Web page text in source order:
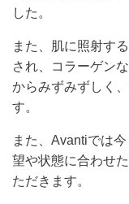
した。
また、肌に照射す
され、コラーゲン
からみずみずしく
す。
また、Avantiでは
望や状態に合わせ
ただきます。